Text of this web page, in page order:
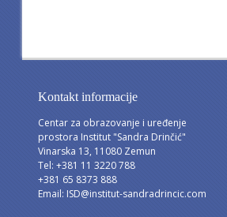
Kontakt informacije
Centar za obrazovanje i uređenje
prostora Institut "Sandra Drinčić"
Vinarska 13, 11080 Zemun
Tel: +381 11 3220 788
+381 65 8373 888
Email: ISD@institut-sandradrincic.com